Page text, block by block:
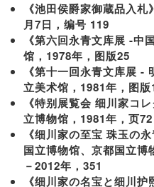
《池田侯爵家御蔵品入
月7日，编号 119
《第六回永青文库展 -中
馆，1978年，图版25
《第十一回永青文库展 -
立美术馆，1981年，图版
《特别展覧会 细川家コ
立博物馆，1981年，页
《细川家の至宝 珠玉の
国立博物馆、京都国立
－2012年，351
《细川家の名宝と细川